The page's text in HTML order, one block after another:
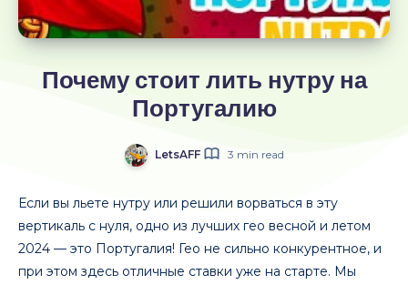
Почему стоит лить нутру на
Португалию
LetsAFF 3 min read
Если вы льете нутру или решили ворваться в эту
вертикаль с нуля, одно из лучших гео весной и летом
2024 — это Португалия! Гео не сильно конкурентное, и
при этом здесь отличные ставки уже на старте. Мы